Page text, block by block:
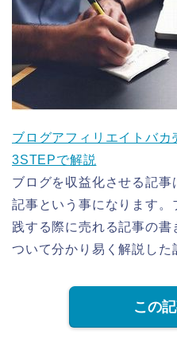
ブログアフィリエイトバ
3STEPで解説
ブログを収益化させる記事
記事という事になります。
践する際に売れる記事の書
ついて分かり易く解説した
この